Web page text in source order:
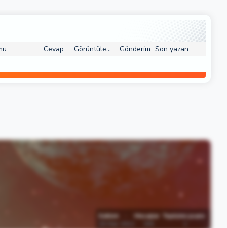
Cevap Görüntüleme Gönderim Son yazan
Katılım
Mesajlar
Tepkime puanı